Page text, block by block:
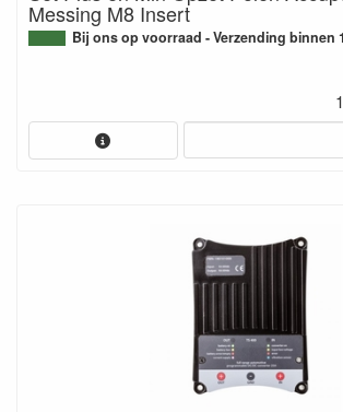
Messing M8 Insert
Bij ons op voorraad - Verzending binnen